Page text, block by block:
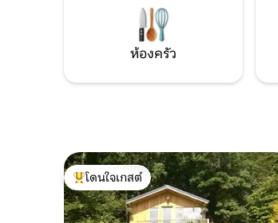
ของเราที่อยู่ใกล้เคียงจะทำให้ทั้งผู้ที่ชื่นชอบ
การเล่นกอล์ฟและแล่นเรือใบหรือเพียงแค่
เพลิดเพลินกับการเดินเล่นบนชายหาด
ห้องครัว
โดนใจเกสต์ที่สุด
โดนใจเกสต์